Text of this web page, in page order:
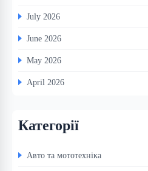
July 2026
June 2026
May 2026
April 2026
Категорії
Авто та мототехніка